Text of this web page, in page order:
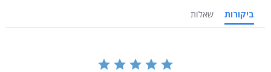
ביקורות שאלות